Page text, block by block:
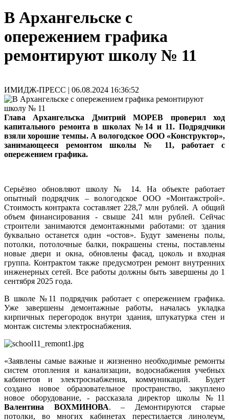
В Архангельске с
опережением графика
ремонтируют школу № 11
ИМИДЖ-ПРЕСС | 06.08.2024 16:36:52
Глава Архангельска Дмитрий МОРЕВ проверил ход
капитального ремонта в школах №14 и 11. Подрядчики
взяли хорошие темпы. А вологодское ООО «Конструктор»,
занимающееся ремонтом школы № 11, работает с
опережением графика.
Серьёзно обновляют школу № 14. На объекте работает
опытный подрядчик – вологодское ООО «Монтажстрой».
Стоимость контракта составляет 228,7 млн рублей. А общий
объем финансирования - свыше 241 млн рублей. Сейчас
строители занимаются демонтажными работами: от здания
буквально останется один «остов». Будут заменены полы,
потолки, потолочные балки, покрашены стены, поставлены
новые двери и окна, обновлены фасад, цоколь и входная
группа. Контрактом также предусмотрен ремонт внутренних
инженерных сетей. Все работы должны быть завершены до 1
сентября 2025 года.
В школе №11 подрядчик работает с опережением графика.
Уже завершены демонтажные работы, началась укладка
кирпичных перегородок внутри здания, штукатурка стен и
монтаж системы электроснабжения.
«Заявлены самые важные и жизненно необходимые ремонты
систем отопления и канализации, водоснабжения учебных
кабинетов и электроснабжения, коммуникаций. Будет
создано новое образовательное пространство, закуплено
новое оборудование, - рассказала директор школы №11
Валентина ВОХМИНОВА. – Демонтируются старые
потолки, во многих кабинетах перестилается линолеум,